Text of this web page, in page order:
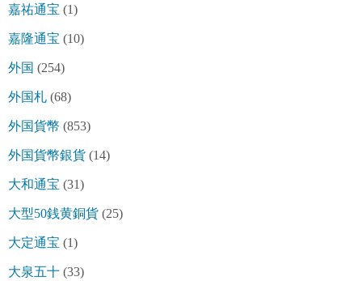
嘉祐通宝 (1)
嘉隆通宝 (10)
外国 (254)
外国札 (68)
外国貨幣 (853)
外国貨幣銀貨 (14)
大和通宝 (31)
大型50銭黄銅貨 (25)
大定通宝 (1)
大泉五十 (33)